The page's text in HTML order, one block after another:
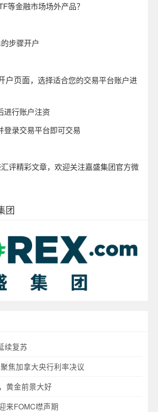
等金融市场场外产品？
步骤开户
户页面，选择适合您的交易平台账户进
进行账户注资
登录交易平台即可交易
评精彩文章，欢迎关注嘉盛集团官方微
团
续复苏
焦加拿大央行利率决议
黄金前景大好
来FOMC噤声期